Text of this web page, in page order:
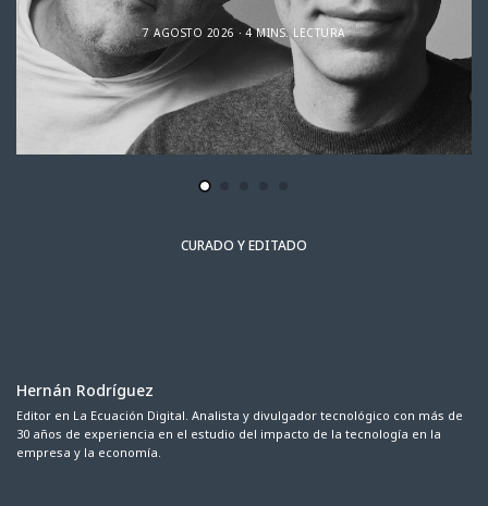
7 AGOSTO 2026 4 MINS. LECTURA
CURADO Y EDITADO
Hernán Rodríguez
Editor en La Ecuación Digital. Analista y divulgador tecnológico con más de
30 años de experiencia en el estudio del impacto de la tecnología en la
empresa y la economía.